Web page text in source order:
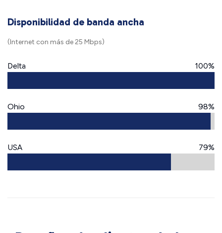
Disponibilidad de banda ancha
(Internet con más de 25 Mbps)
Delta 100%
Ohio 98%
USA 79%